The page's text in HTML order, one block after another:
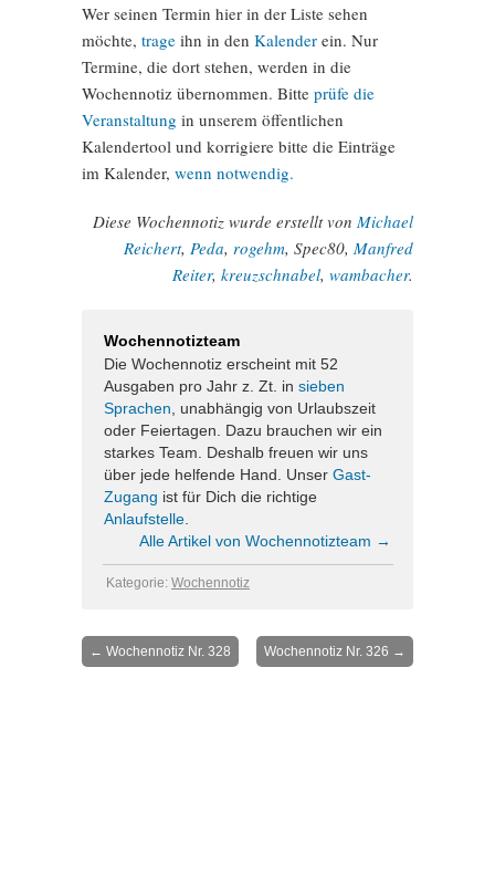
Wer seinen Termin hier in der Liste sehen
möchte, trage ihn in den Kalender ein. Nur
Termine, die dort stehen, werden in die
Wochennotiz übernommen. Bitte prüfe die
Veranstaltung in unserem öffentlichen
Kalendertool und korrigiere bitte die Einträge
im Kalender, wenn notwendig.
Diese Wochennotiz wurde erstellt von Michael
Reichert, Peda, rogehm, Spec80, Manfred
Reiter, kreuzschnabel, wambacher.
Wochennotizteam
Die Wochennotiz erscheint mit 52
Ausgaben pro Jahr z. Zt. in sieben
Sprachen, unabhängig von Urlaubszeit
oder Feiertagen. Dazu brauchen wir ein
starkes Team. Deshalb freuen wir uns
über jede helfende Hand. Unser Gast-
Zugang ist für Dich die richtige
Anlaufstelle.
Alle Artikel von Wochennotizteam →
Kategorie: Wochennotiz
Wochennotiz Nr. 326 →
← Wochennotiz Nr. 328